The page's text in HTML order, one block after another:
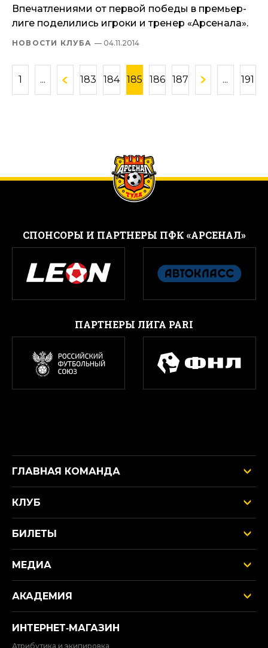
Впечатлениями от первой победы в премьер-
лиге поделились игроки и тренер «Арсенала».
НОВОСТИ КЛУБА — 04.11.2014
1 ... 183 184 185 186 187 ... 191
CПОНСОРЫ И ПАРТНЕРЫ ПФК «АРСЕНАЛ»
ПАРТНЕРЫ ЛИГА PARI
ГЛАВНАЯ КОМАНДА
КЛУБ
БИЛЕТЫ
МЕДИА
АКАДЕМИЯ
ИНТЕРНЕТ‑МАГАЗИН
Атрибутика и экипировка